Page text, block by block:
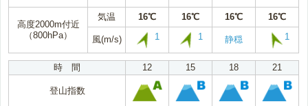
高度2000m付近
（800hPa）
気温 16℃ 16℃ 16℃ 16℃
風(m/s) 1 1 静穏 1
時 間 12 15 18 21
登山指数